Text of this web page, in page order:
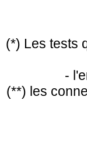
(*) Les tests
-
(**) les